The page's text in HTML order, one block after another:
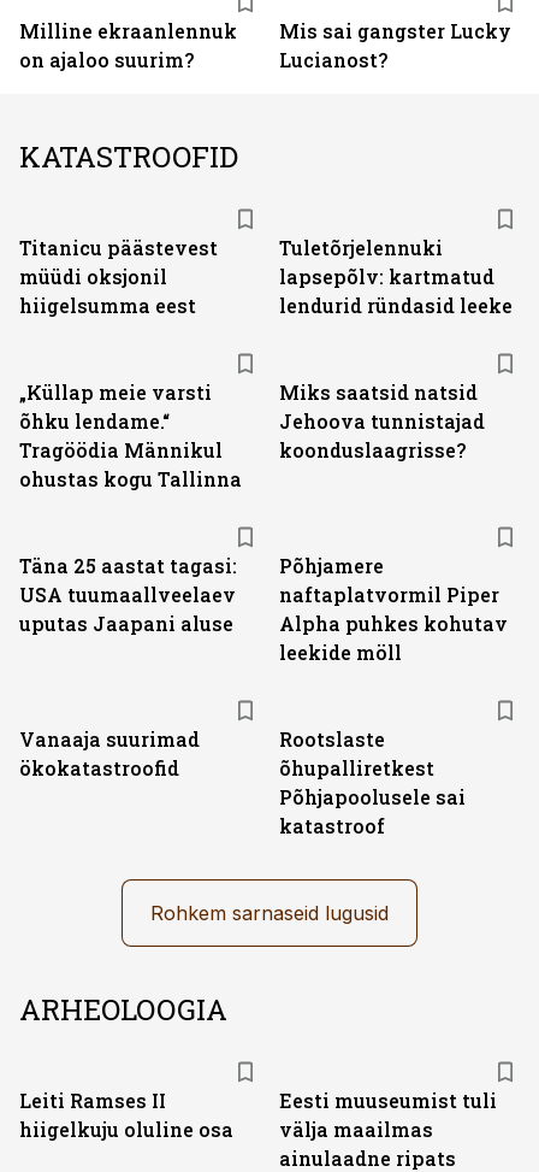
Milline ekraanlennuk
on ajaloo suurim?
Mis sai gangster Lucky
Lucianost?
KATASTROOFID
Titanicu päästevest
müüdi oksjonil
hiigelsumma eest
Tuletõrjelennuki
lapsepõlv: kartmatud
lendurid ründasid leeke
„Küllap meie varsti
õhku lendame.“
Tragöödia Männikul
ohustas kogu Tallinna
Miks saatsid natsid
Jehoova tunnistajad
koonduslaagrisse?
Täna 25 aastat tagasi:
USA tuumaallveelaev
uputas Jaapani aluse
Põhjamere
naftaplatvormil Piper
Alpha puhkes kohutav
leekide möll
Vanaaja suurimad
ökokatastroofid
Rootslaste
õhupalliretkest
Põhjapoolusele sai
katastroof
Rohkem sarnaseid lugusid
ARHEOLOOGIA
Leiti Ramses II
hiigelkuju oluline osa
Eesti muuseumist tuli
välja maailmas
ainulaadne ripats